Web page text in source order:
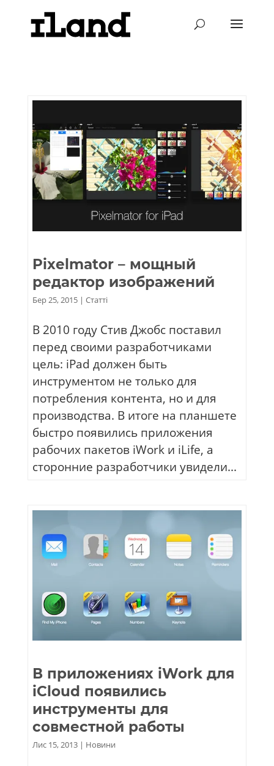
Pixelmator – мощный
редактор изображений
Бер 25, 2015| Статті
В 2010 году Стив Джобс поставил
перед своими разработчиками
цель: iPad должен быть
инструментом не только для
потребления контента, но и для
производства. В итоге на планшете
быстро появились приложения
рабочих пакетов iWork и iLife, а
сторонние разработчики увидели...
В приложениях iWork для
iCloud появились
инструменты для
совместной работы
Лис 15, 2013| Новини